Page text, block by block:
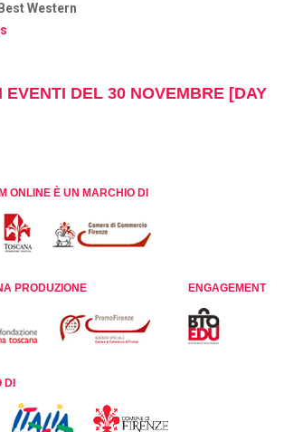
Western
EVENTI DEL 30 NOVEMBRE [DAY
ONLINE È UN MARCHIO DI
PRODUZIONE ENGAGEMENT
DI